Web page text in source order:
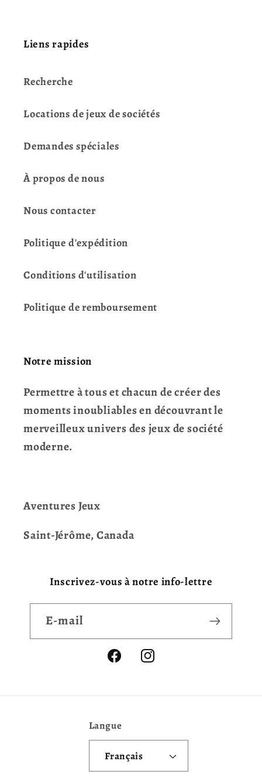
Liens rapides
Recherche
Locations de jeux de sociétés
Demandes spéciales
À propos de nous
Nous contacter
Politique d'expédition
Conditions d'utilisation
Politique de remboursement
Notre mission
Permettre à tous et chacun de créer des
moments inoubliables en découvrant le
merveilleux univers des jeux de société
moderne.
Aventures Jeux
Saint-Jérôme, Canada
Inscrivez-vous à notre info-lettre
E-mail
FacebookInstagram
Langue
Français